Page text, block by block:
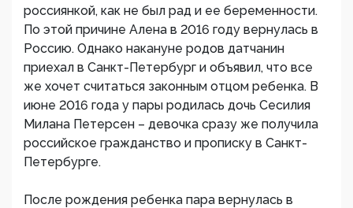
россиянкой, как не был рад и ее беременности.
По этой причине Алена в 2016 году вернулась в
Россию. Однако накануне родов датчанин
приехал в Санкт-Петербург и объявил, что все
же хочет считаться законным отцом ребенка. В
июне 2016 года у пары родилась дочь Сесилия
Милана Петерсен – девочка сразу же получила
российское гражданство и прописку в Санкт-
Петербурге.
После рождения ребенка пара вернулась в